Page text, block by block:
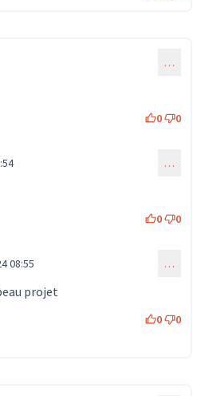
…
0 0
au commentaire 1315) …
0 0
(réponse au commentaire 1318)
08:55 …
projet
0 0